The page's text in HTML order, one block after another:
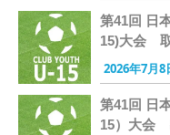
第41回 日
15)大会
2026年7月8
第41回 日
15）大会